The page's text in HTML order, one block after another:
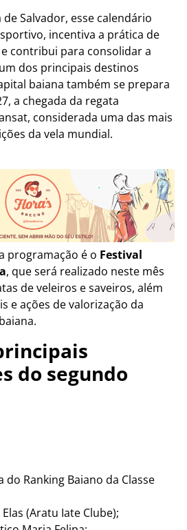
Salvador, esse calendário
incentiva a prática de
contribui para consolidar a
dos principais destinos
baiana também se prepara
a chegada da regata
considerada uma das mais
da vela mundial.
programação é o Festival
, que será realizado neste mês
de veleiros e saveiros, além
e ações de valorização da
do segundo
do Ranking Baiano da Classe
Elas (Aratu Iate Clube);